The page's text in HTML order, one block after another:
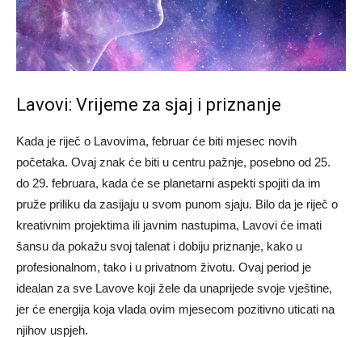
Lavovi: Vrijeme za sjaj i priznanje
Kada je riječ o Lavovima, februar će biti mjesec novih
početaka. Ovaj znak će biti u centru pažnje, posebno od 25.
do 29. februara, kada će se planetarni aspekti spojiti da im
pruže priliku da zasijaju u svom punom sjaju. Bilo da je riječ o
kreativnim projektima ili javnim nastupima, Lavovi će imati
šansu da pokažu svoj talenat i dobiju priznanje, kako u
profesionalnom, tako i u privatnom životu. Ovaj period je
idealan za sve Lavove koji žele da unaprijede svoje vještine,
jer će energija koja vlada ovim mjesecom pozitivno uticati na
njihov uspjeh.